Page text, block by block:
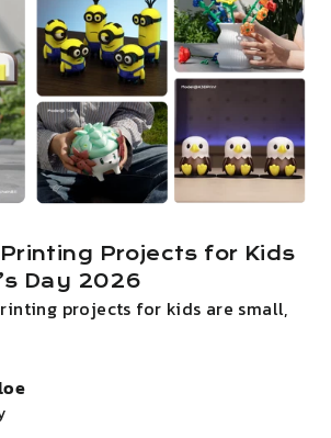
Projects for Kids
Day 2026
projects for kids are small,